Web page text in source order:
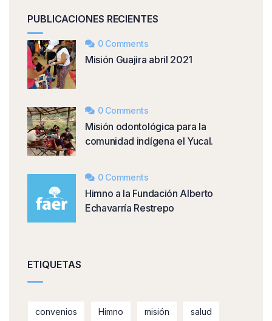
PUBLICACIONES RECIENTES
0 Comments
Misión Guajira abril 2021
0 Comments
Misión odontológica para la
comunidad indígena el Yucal.
0 Comments
Himno a la Fundación Alberto
Echavarría Restrepo
ETIQUETAS
convenios Himno misión salud